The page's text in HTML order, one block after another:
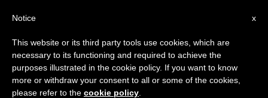
TAG
Posts Tagged
x
Notice
This website or its third party tools use cookies, which are
necessary to its functioning and required to achieve the
purposes illustrated in the cookie policy. If you want to know
more or withdraw your consent to all or some of the cookies,
please refer to the cookie policy